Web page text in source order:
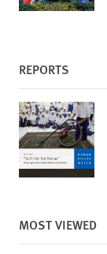
REPORTS
MOST VIEWED